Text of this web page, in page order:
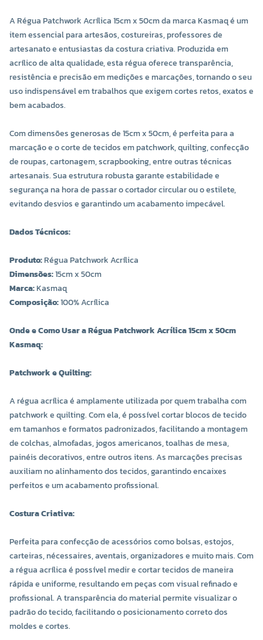
A Régua Patchwork Acrílica 15cm x 50cm da marca Kasmaq é um
item essencial para artesãos, costureiras, professores de
artesanato e entusiastas da costura criativa. Produzida em
acrílico de alta qualidade, esta régua oferece transparência,
resistência e precisão em medições e marcações, tornando o seu
uso indispensável em trabalhos que exigem cortes retos, exatos e
bem acabados.
Com dimensões generosas de 15cm x 50cm, é perfeita para a
marcação e o corte de tecidos em patchwork, quilting, confecção
de roupas, cartonagem, scrapbooking, entre outras técnicas
artesanais. Sua estrutura robusta garante estabilidade e
segurança na hora de passar o cortador circular ou o estilete,
evitando desvios e garantindo um acabamento impecável.
Dados Técnicos:
Produto:Régua Patchwork Acrílica
Dimensões:15cm x 50cm
Marca:Kasmaq
Composição:100% Acrílica
Onde e Como Usar a Régua Patchwork Acrílica 15cm x 50cm
Kasmaq:
Patchwork e Quilting:
A régua acrílica é amplamente utilizada por quem trabalha com
patchwork e quilting. Com ela, é possível cortar blocos de tecido
em tamanhos e formatos padronizados, facilitando a montagem
de colchas, almofadas, jogos americanos, toalhas de mesa,
painéis decorativos, entre outros itens. As marcações precisas
auxiliam no alinhamento dos tecidos, garantindo encaixes
perfeitos e um acabamento profissional.
Costura Criativa:
Perfeita para confecção de acessórios como bolsas, estojos,
carteiras, nécessaires, aventais, organizadores e muito mais. Com
a régua acrílica é possível medir e cortar tecidos de maneira
rápida e uniforme, resultando em peças com visual refinado e
profissional. A transparência do material permite visualizar o
padrão do tecido, facilitando o posicionamento correto dos
moldes e cortes.